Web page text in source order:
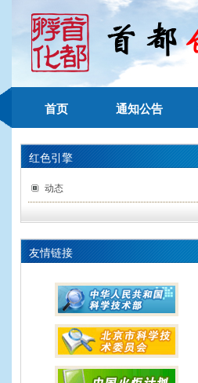
首页 通知公告
红色引擎
动态
友情链接